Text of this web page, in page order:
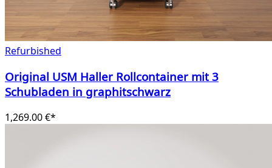
Refurbished
Original USM Haller Rollcontainer mit 3
Schubladen in graphitschwarz
1,269.00 €*